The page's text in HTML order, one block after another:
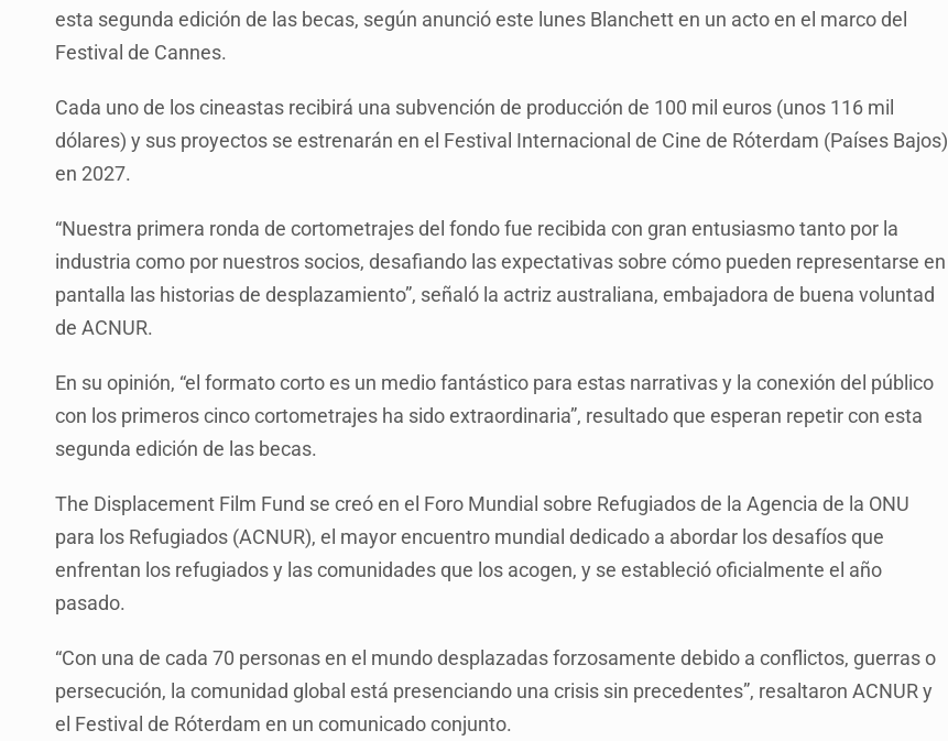
esta segunda edición de las becas, según anunció este lunes Blanchett en un acto en el marco del
Festival de Cannes.
Cada uno de los cineastas recibirá una subvención de producción de 100 mil euros (unos 116 mil
dólares) y sus proyectos se estrenarán en el Festival Internacional de Cine de Róterdam (Países Bajos)
en 2027.
“Nuestra primera ronda de cortometrajes del fondo fue recibida con gran entusiasmo tanto por la
industria como por nuestros socios, desafiando las expectativas sobre cómo pueden representarse en
pantalla las historias de desplazamiento”, señaló la actriz australiana, embajadora de buena voluntad
de ACNUR.
En su opinión, “el formato corto es un medio fantástico para estas narrativas y la conexión del público
con los primeros cinco cortometrajes ha sido extraordinaria”, resultado que esperan repetir con esta
segunda edición de las becas.
The Displacement Film Fund se creó en el Foro Mundial sobre Refugiados de la Agencia de la ONU
para los Refugiados (ACNUR), el mayor encuentro mundial dedicado a abordar los desafíos que
enfrentan los refugiados y las comunidades que los acogen, y se estableció oficialmente el año
pasado.
“Con una de cada 70 personas en el mundo desplazadas forzosamente debido a conflictos, guerras o
persecución, la comunidad global está presenciando una crisis sin precedentes”, resaltaron ACNUR y
el Festival de Róterdam en un comunicado conjunto.